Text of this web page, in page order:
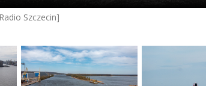
Szczecin]